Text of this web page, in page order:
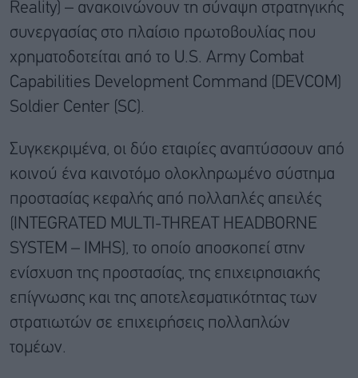
Reality) – ανακοινώνουν τη σύναψη στρατηγικής
συνεργασίας στο πλαίσιο πρωτοβουλίας που
χρηματοδοτείται από το U.S. Army Combat
Capabilities Development Command (DEVCOM)
Soldier Center (SC).
Συγκεκριμένα, οι δύο εταιρίες αναπτύσσουν από
κοινού ένα καινοτόμο ολοκληρωμένο σύστημα
προστασίας κεφαλής από πολλαπλές απειλές
(INTEGRATED MULTI-THREAT HEADBORNE
SYSTEM – IMHS), το οποίο αποσκοπεί στην
ενίσχυση της προστασίας, της επιχειρησιακής
επίγνωσης και της αποτελεσματικότητας των
στρατιωτών σε επιχειρήσεις πολλαπλών
τομέων.